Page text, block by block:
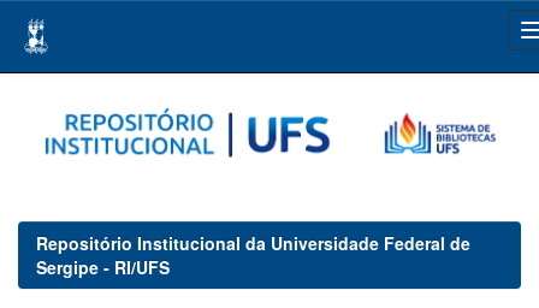
navigation
Repositório Institucional da Universidade Federal de
Sergipe - RI/UFS